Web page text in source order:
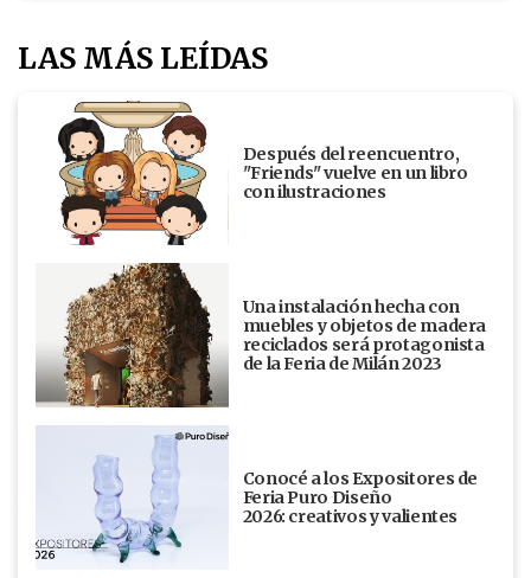
LAS MÁS LEÍDAS
Después del reencuentro,
"Friends" vuelve en un libro
con ilustraciones
Una instalación hecha con
muebles y objetos de madera
reciclados será protagonista
de la Feria de Milán 2023
Conocé a los Expositores de
Feria Puro Diseño
2026: creativos y valientes